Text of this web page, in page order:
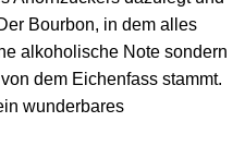
Bourbon, in dem alles
alkoholische Note sondern
dem Eichenfass stammt.
wunderbares